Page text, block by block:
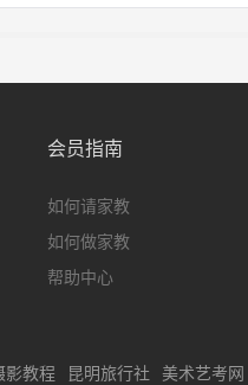
会员指南
如何请家教
如何做家教
帮助中心
影教程 昆明旅行社 美术艺考网